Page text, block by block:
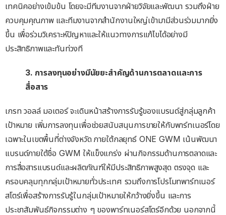
เทคนิคอย่างเข้มข้น โดยจะมีทีมงานจากฝ่ายวิจัยและพัฒนา รวมถึงฝ่าย
ควบคุมคุณภาพ และทีมงานจากสำนักงานใหญ่เข้ามามีส่วนร่วมมากยิ่ง
ขึ้น เพื่อร่วมวิเคราะห์ปัญหาและให้แนวทางการแก้ไขได้อย่างมี
ประสิทธิภาพและทันท่วงที
3. การลงทุนอย่างมีนัยยะสำคัญด้านการตลาดและการ
สื่อสาร
เกรท วอลล์ มอเตอร์ จะเดินหน้าสร้างการรับรู้ของแบรนด์สู่กลุ่มลูกค้า
เป้าหมาย เพิ่มการลงทุนเพื่อช่วยสนับสนุนการขายให้กับพาร์ทเนอร์โดย
เฉพาะในเขตพื้นที่ต่างจังหวัด ภายใต้กลยุทธ์ ONE GWM เน้นพัฒนา
แบรนด์ภายใต้ชื่อ GWM ให้แข็งแกร่ง ผ่านกิจกรรมด้านการตลาดและ
การสื่อสารแบรนด์และผลิตภัณฑ์ให้มีประสิทธิภาพสูงสุด ตรงจุด และ
ครอบคลุมทุกกลุ่มเป้าหมายทั่วประเทศ รวมถึงการโปรโมทพาร์ทเนอร์
สโตร์เพื่อสร้างการรับรู้ในกลุ่มเป้าหมายให้กว้างยิ่งขึ้น และการ
ประชาสัมพันธ์กิจกรรมต่าง ๆ ของพาร์ทเนอร์สโตร์อีกด้วย นอกจากนี้